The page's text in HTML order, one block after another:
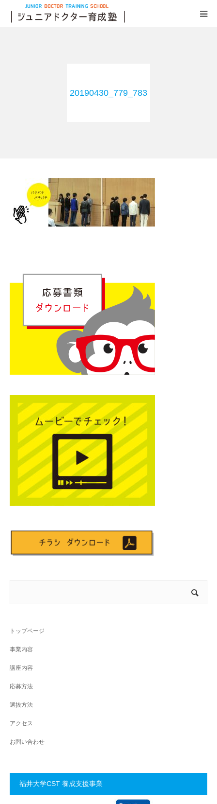
20190430_779_783
トップページ
事業内容
講座内容
応募方法
選抜方法
アクセス
お問い合わせ
福井大学CST 養成支援事業
お問い合わせ